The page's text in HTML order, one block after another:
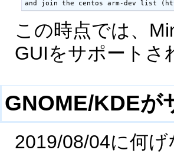
この時点では、
GUIをサポートさ
GNOME/KDEが
2019/08/04に何